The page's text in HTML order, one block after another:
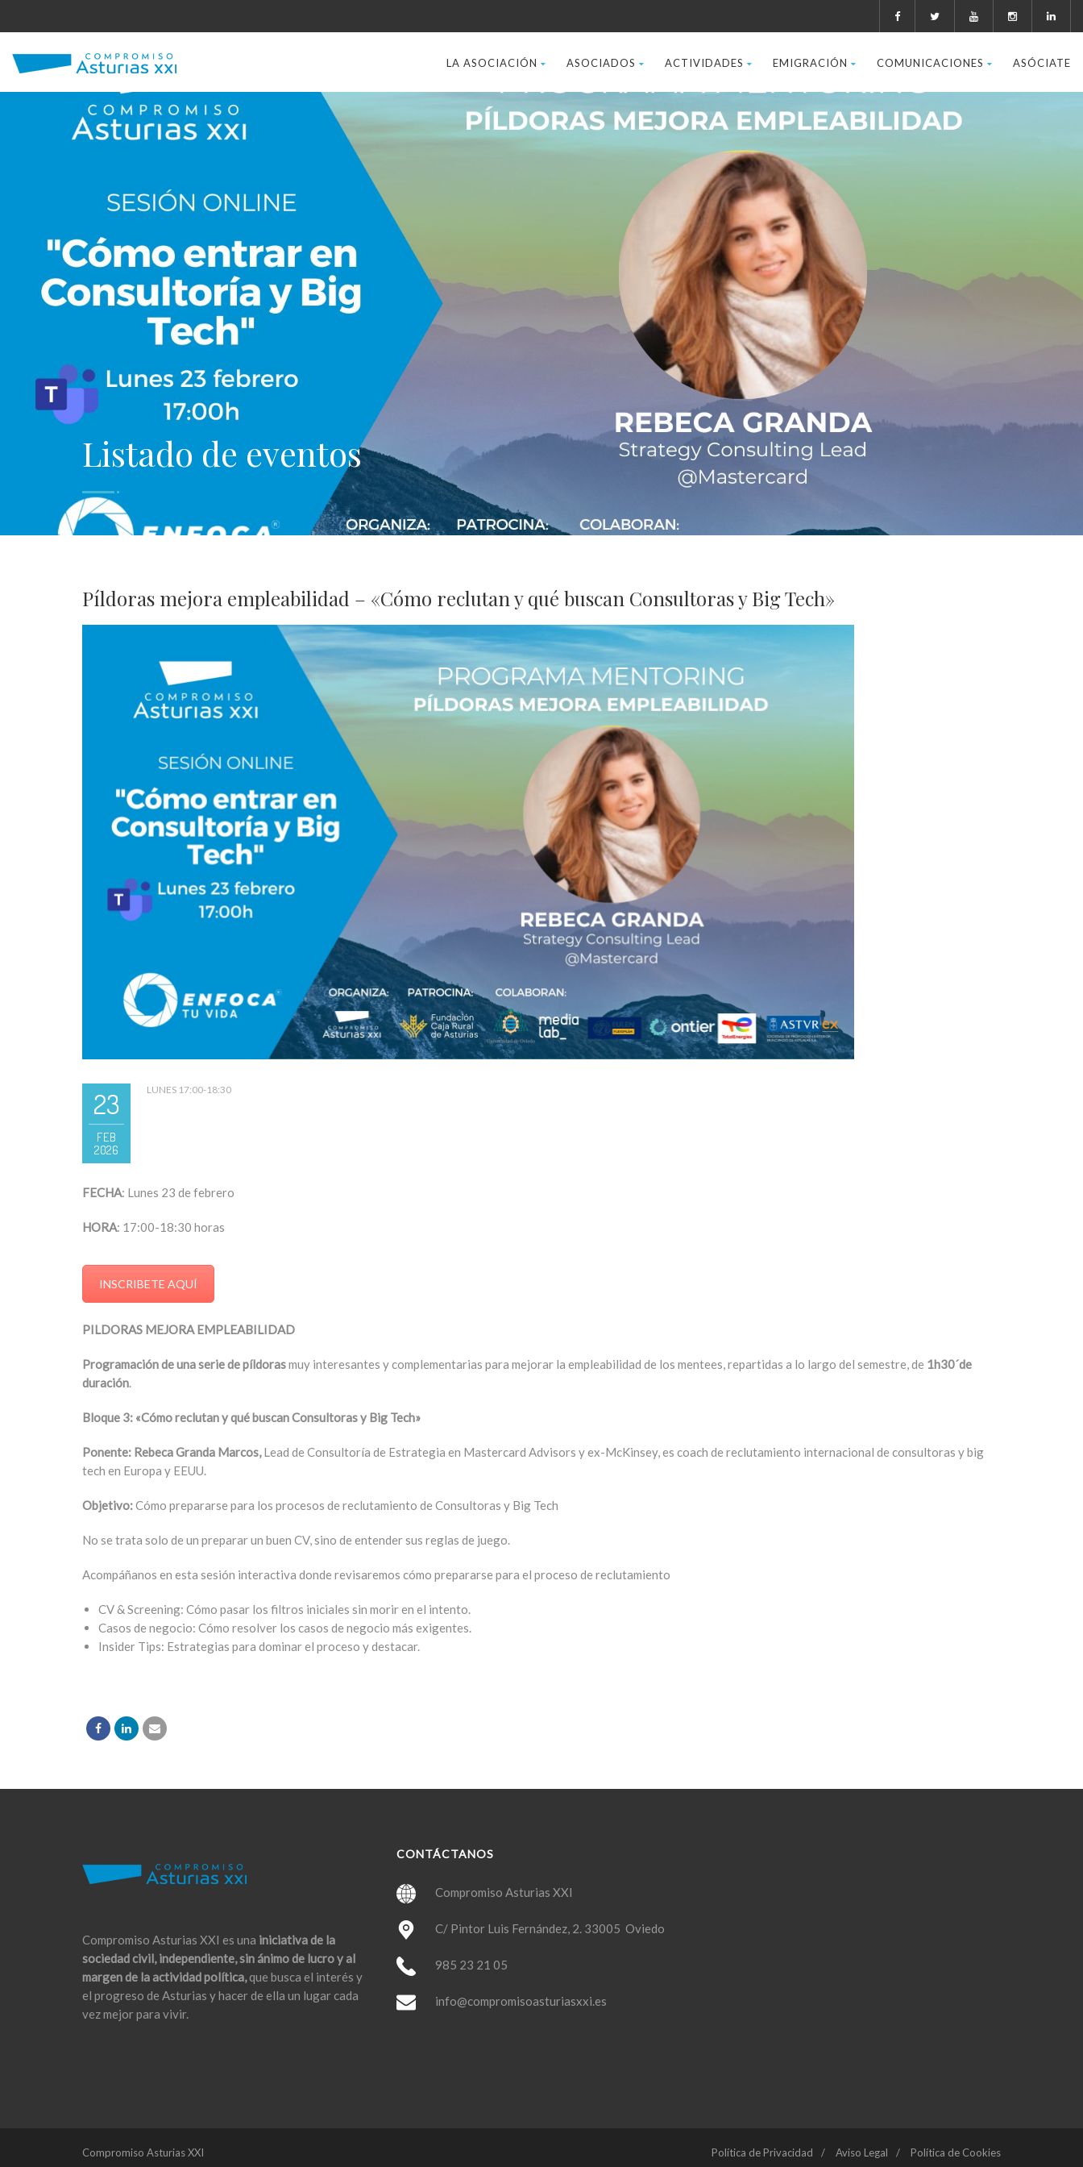
LA ASOCIACIÓN ASOCIADOS ACTIVIDADES EMIGRACIÓN COMUNICACIONES ASÓCIATE
Listado de eventos
Píldoras mejora empleabilidad – «Cómo reclutan y qué buscan Consultoras y Big Tech»
23
FEB
2026
LUNES 17:00-18:30
FECHA: Lunes 23 de febrero
HORA: 17:00-18:30 horas
INSCRIBETE AQUÍ
PILDORAS MEJORA EMPLEABILIDAD
Programación de una serie de píldorasmuy interesantes y complementarias para mejorar la empleabilidad de los mentees, repartidas a lo largo del semestre, de 1h30´de
duración.
Bloque 3: «Cómo reclutan y qué buscan Consultoras y Big Tech»
Ponente: Rebeca Granda Marcos,Lead de Consultoría de Estrategia en Mastercard Advisors y ex-McKinsey, es coach de reclutamiento internacional de consultoras y big
tech en Europa y EEUU.
Objetivo:Cómo prepararse para los procesos de reclutamiento de Consultoras y Big Tech
No se trata solo de un preparar un buen CV, sino de entender sus reglas de juego.
Acompáñanos en esta sesión interactiva donde revisaremos cómo prepararse para el proceso de reclutamiento
CV & Screening: Cómo pasar los filtros iniciales sin morir en el intento.
Casos de negocio: Cómo resolver los casos de negocio más exigentes.
Insider Tips: Estrategias para dominar el proceso y destacar.
Compromiso Asturias XXI es una iniciativa de la
sociedad civil, independiente, sin ánimo de lucro y al
margen de la actividad política,que busca el interés y
el progreso de Asturias y hacer de ella un lugar cada
vez mejor para vivir.
CONTÁCTANOS
Compromiso Asturias XXI
C/ Pintor Luis Fernández, 2. 33005 Oviedo
985 23 21 05
info@compromisoasturiasxxi.es
Compromiso Asturias XXI Política de Privacidad Aviso Legal Política de Cookies